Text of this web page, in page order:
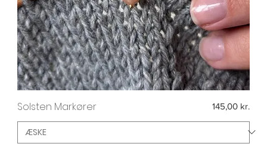
Solsten Markører Pris
145,00 kr.